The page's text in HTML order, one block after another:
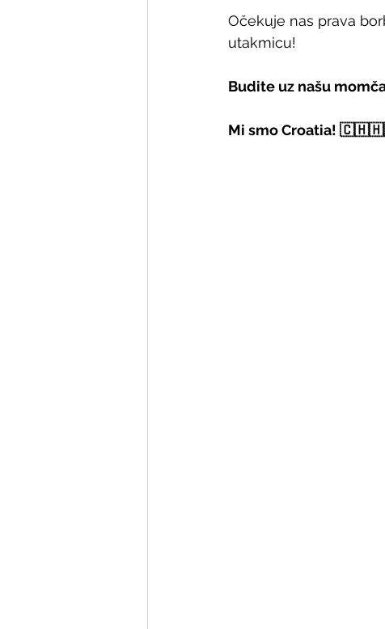
Očekuje nas prava
utakmicu!
Budite uz našu
Mi smo Croatia!